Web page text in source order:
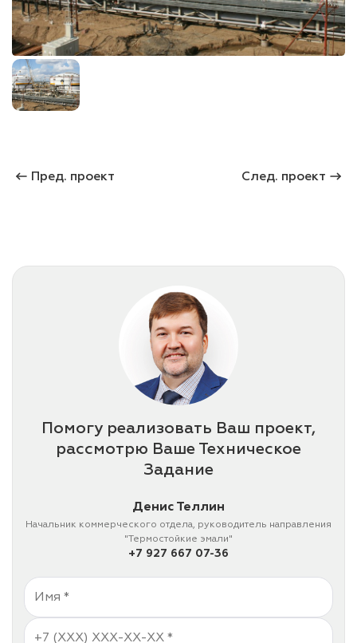
и эмали
Пред. проект След. проект
Помогу реализовать Ваш проект,
рассмотрю Ваше Техническое
Задание
Денис Теллин
Начальник коммерческого отдела, руководитель направления
"Термостойкие эмали"
+7 927 667 07-36